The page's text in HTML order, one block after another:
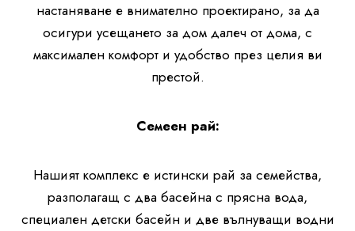
настаняване е внимателно проектирано, за да
осигури усещането за дом далеч от дома, с
максимален комфорт и удобство през целия ви
престой.
Семеен рай:
Нашият комплекс е истински рай за семейства,
разполагащ с два басейна с прясна вода,
специален детски басейн и две вълнуващи водни